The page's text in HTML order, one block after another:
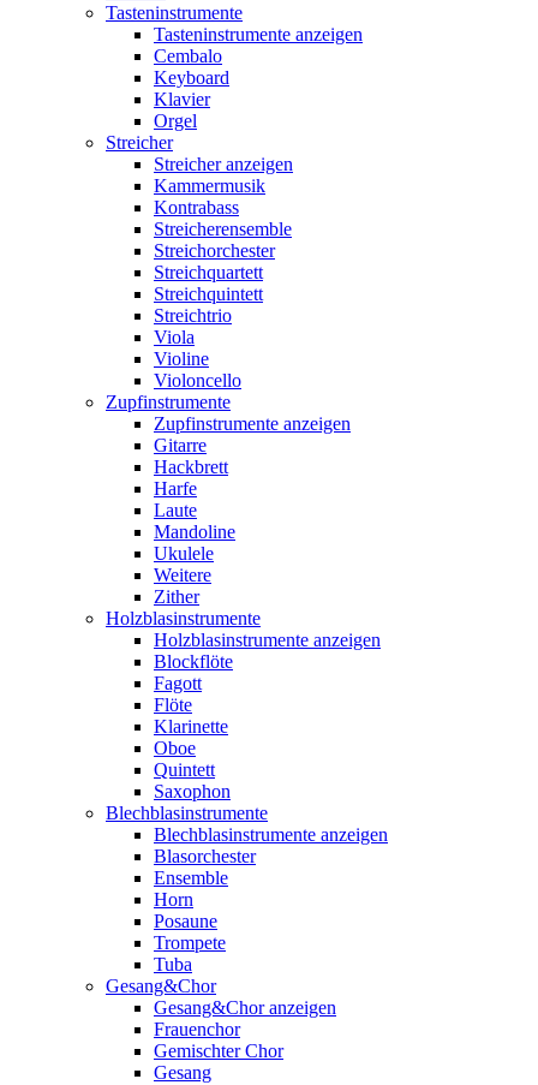
Tasteninstrumente
Tasteninstrumente anzeigen
Cembalo
Keyboard
Klavier
Orgel
Streicher
Streicher anzeigen
Kammermusik
Kontrabass
Streicherensemble
Streichorchester
Streichquartett
Streichquintett
Streichtrio
Viola
Violine
Violoncello
Zupfinstrumente
Zupfinstrumente anzeigen
Gitarre
Hackbrett
Harfe
Laute
Mandoline
Ukulele
Weitere
Zither
Holzblasinstrumente
Holzblasinstrumente anzeigen
Blockflöte
Fagott
Flöte
Klarinette
Oboe
Quintett
Saxophon
Blechblasinstrumente
Blechblasinstrumente anzeigen
Blasorchester
Ensemble
Horn
Posaune
Trompete
Tuba
Gesang&Chor
Gesang&Chor anzeigen
Frauenchor
Gemischter Chor
Gesang